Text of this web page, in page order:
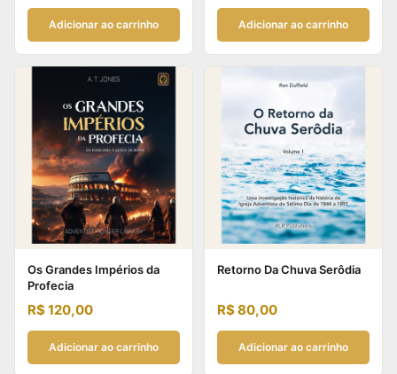
Adicionar ao carrinho Adicionar ao carrinho
Os Grandes Impérios da
Profecia
R$120,00
Adicionar ao carrinho
Retorno Da Chuva Serôdia
R$80,00
Adicionar ao carrinho